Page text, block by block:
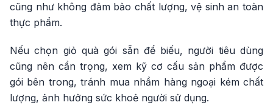
cũng như không đảm bảo chất lượng, vệ sinh an toàn
thực phẩm.
Nếu chọn giỏ quà gói sẵn để biếu, người tiêu dùng
cũng nên cẩn trọng, xem kỹ cơ cấu sản phẩm được
gói bên trong, tránh mua nhầm hàng ngoại kém chất
lượng, ảnh hưởng sức khoẻ người sử dụng.